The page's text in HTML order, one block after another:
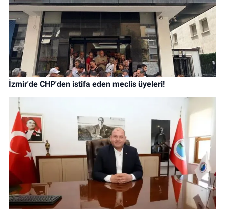
İzmir'de CHP'den istifa eden meclis üyeleri!